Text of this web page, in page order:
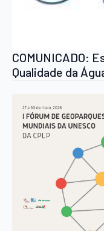
COMUNICADO:
Qualidade da